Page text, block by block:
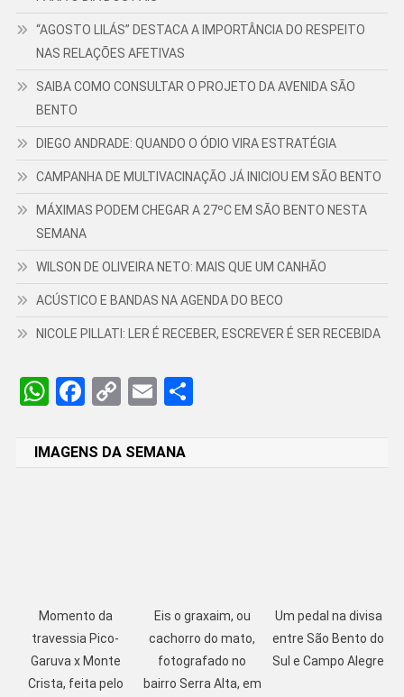
“AGOSTO LILÁS” DESTACA A IMPORTÂNCIA DO RESPEITO
NAS RELAÇÕES AFETIVAS
SAIBA COMO CONSULTAR O PROJETO DA AVENIDA SÃO
BENTO
DIEGO ANDRADE: QUANDO O ÓDIO VIRA ESTRATÉGIA
CAMPANHA DE MULTIVACINAÇÃO JÁ INICIOU EM SÃO BENTO
MÁXIMAS PODEM CHEGAR A 27ºC EM SÃO BENTO NESTA
SEMANA
WILSON DE OLIVEIRA NETO: MAIS QUE UM CANHÃO
ACÚSTICO E BANDAS NA AGENDA DO BECO
NICOLE PILLATI: LER É RECEBER, ESCREVER É SER RECEBIDA
WhatsApp
Facebook
CopyEmailShare
IMAGENS DA SEMANA
Momento da
travessia Pico-
Garuva x Monte
Crista, feita pelo
Eis o graxaim, ou
cachorro do mato,
fotografado no
bairro Serra Alta, em
Um pedal na divisa
entre São Bento do
Sul e Campo Alegre